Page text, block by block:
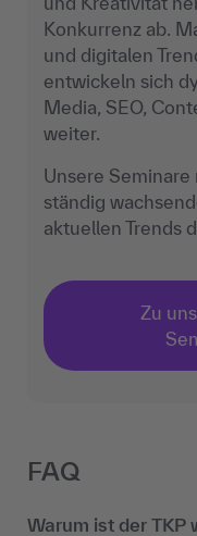
Konkurrenz ab.
und digitalen
entwickeln sich
Media, SEO,
weiter.
Unsere
ständig
aktuellen Trends
Zu
FAQ
Warum ist der